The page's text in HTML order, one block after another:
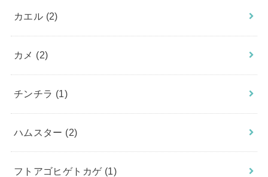
カエル (2)
カメ (2)
チンチラ (1)
ハムスター (2)
フトアゴヒゲトカゲ (1)